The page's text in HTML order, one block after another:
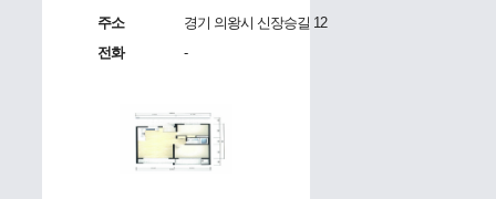
주소
경기 의왕시 신장승길 12
전화
-